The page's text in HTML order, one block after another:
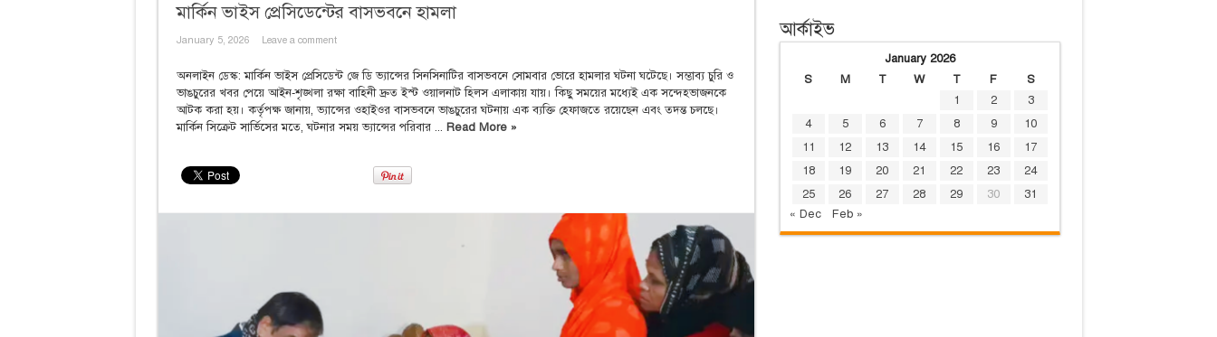
মার্কিন ভাইস প্রেসিডেন্টের বাসভবনে হামলা
January 5, 2026 Leave a comment
অনলাইন ডেস্ক: মার্কিন ভাইস প্রেসিডেন্ট জে ডি ভ্যান্সের সিনসিনাটির বাসভবনে সোমবার ভোরে হামলার ঘটনা ঘটেছে। সম্ভাব্য চুরি ও
ভাঙচুরের খবর পেয়ে আইন-শৃঙ্খলা রক্ষা বাহিনী দ্রুত ইস্ট ওয়ালনাট হিলস এলাকায় যায়। কিছু সময়ের মধ্যেই এক সন্দেহভাজনকে
আটক করা হয়। কর্তৃপক্ষ জানায়, ভ্যান্সের ওহাইওর বাসভবনে ভাঙচুরের ঘটনায় এক ব্যক্তি হেফাজতে রয়েছেন এবং তদন্ত চলছে।
মার্কিন সিক্রেট সার্ভিসের মতে, ঘটনার সময় ভ্যান্সের পরিবার ... Read More »
আর্কাইভ
January 2026
S
M T W T F
S
1
2
3
4
5 6 7 8 9
10
11
12 13 14 15 16
17
18
19 20 21 22 23
24
25
26 27 28 29 30
31
« Dec
Feb »